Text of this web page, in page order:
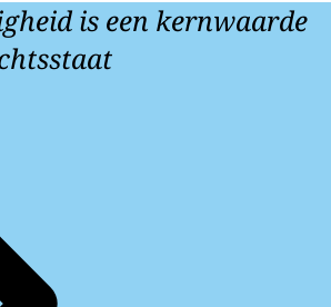
is een kernwaarde